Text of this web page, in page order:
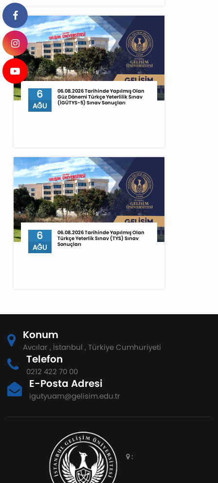
6
AĞU
06.08.2026 Tarihinde Yapılmış Olan
Güz Dönemi Türkçe Yeterlilik Sınav
(İGÜTYS-5) Sınav Sonuçları
6
AĞU
06.08.2026 Tarihinde Yapılmış Olan
Türkçe Yeterlik Sınav (TYS) Sınav
Sonuçları
Konum
Avcılar , İstanbul , Türkiye Cumhuriyeti
Telefon
0212 422 70 00
E-Posta Adresi
igutyuam@gelisim.edu.tr
: